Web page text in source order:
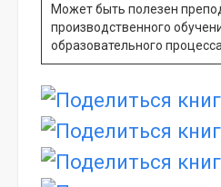
Может быть полезен
производственного
образовательного